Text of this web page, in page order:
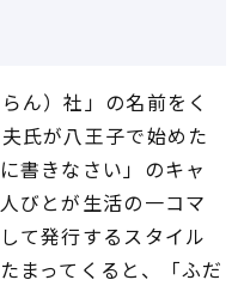
ん）社」の名前をく
氏が八王子で始めた
書きなさい」のキャ
びとが生活の一コマ
て発行するスタイル
まってくると、「ふだ